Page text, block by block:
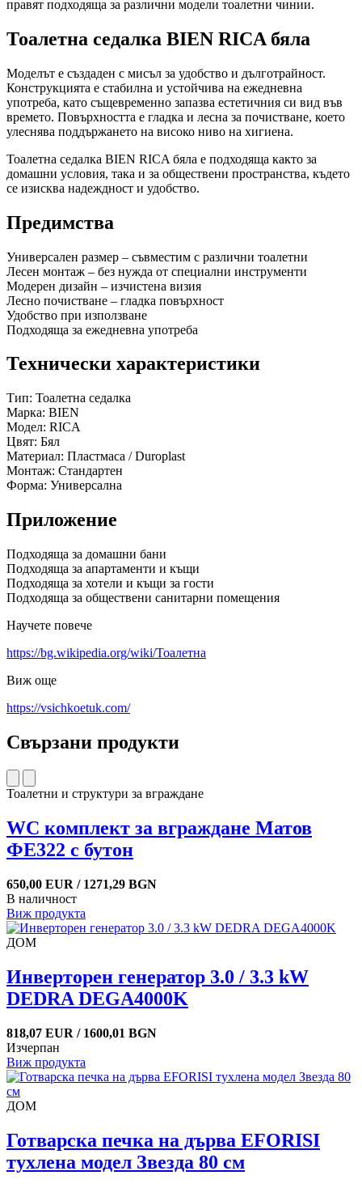
правят подходяща за различни модели тоалетни чинии.
Тоалетна седалка BIEN RICA бяла
Моделът е създаден с мисъл за удобство и дълготрайност.
Конструкцията е стабилна и устойчива на ежедневна
употреба, като същевременно запазва естетичния си вид във
времето. Повърхността е гладка и лесна за почистване, което
улеснява поддържането на високо ниво на хигиена.
Тоалетна седалка BIEN RICA бяла е подходяща както за
домашни условия, така и за обществени пространства, където
се изисква надеждност и удобство.
Предимства
Универсален размер – съвместим с различни тоалетни
Лесен монтаж – без нужда от специални инструменти
Модерен дизайн – изчистена визия
Лесно почистване – гладка повърхност
Удобство при използване
Подходяща за ежедневна употреба
Технически характеристики
Тип: Тоалетна седалка
Марка: BIEN
Модел: RICA
Цвят: Бял
Материал: Пластмаса / Duroplast
Монтаж: Стандартен
Форма: Универсална
Приложение
Подходяща за домашни бани
Подходяща за апартаменти и къщи
Подходяща за хотели и къщи за гости
Подходяща за обществени санитарни помещения
Научете повече
https://bg.wikipedia.org/wiki/Тоалетна
Виж още
https://vsichkoetuk.com/
Свързани продукти
Тоалетни и структури за вграждане
WC комплект за вграждане Матов
ФЕ322 с бутон
650,00 EUR / 1271,29 BGN
В наличност
Виж продукта
ДОМ
Инверторен генератор 3.0 / 3.3 kW
DEDRA DEGA4000K
818,07 EUR / 1600,01 BGN
Изчерпан
Виж продукта
ДОМ
Готварска печка на дърва EFORISI
тухлена модел Звезда 80 см